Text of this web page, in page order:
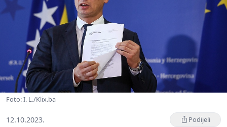
Foto: I. L./Klix.ba
12.10.2023. Podijeli